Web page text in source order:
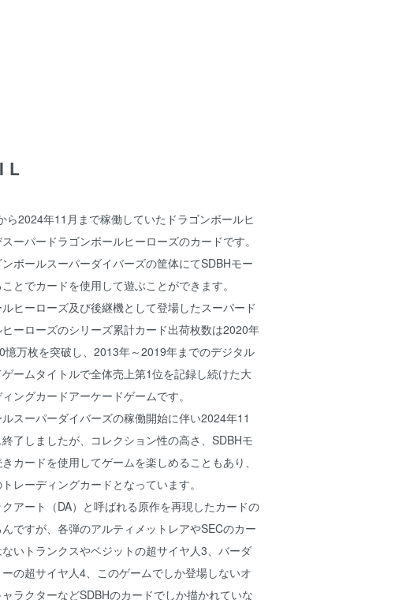
ら2024年11月まで稼働していたドラゴンボールヒ
ーパードラゴンボールヒーローズのカードです。
ボールスーパーダイバーズの筐体にてSDBHモー
とでカードを使用して遊ぶことができます。
ルヒーローズ及び後継機として登場したスーパード
ーローズのシリーズ累計カード出荷枚数は2020年
憶万枚を突破し、2013年～2019年までのデジタル
ームタイトルで全体売上第1位を記録し続けた大
ングカードアーケードゲームです。
ルスーパーダイバーズの稼働開始に伴い2024年11
了しましたが、コレクション性の高さ、SDBHモ
カードを使用してゲームを楽しめることもあり、
レーディングカードとなっています。
クアート（DA）と呼ばれる原作を再現したカードの
ですが、各弾のアルティメットレアやSECのカー
ないトランクスやベジットの超サイヤ人3、バーダ
の超サイヤ人4、このゲームでしか登場しないオ
ラクターなどSDBHのカードでしか描かれていな